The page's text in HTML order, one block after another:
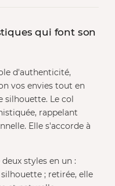
qui font son
d'authenticité,
vos envies tout en
silhouette. Le col
rappelant
Elle s'accorde à
styles en un :
; retirée, elle